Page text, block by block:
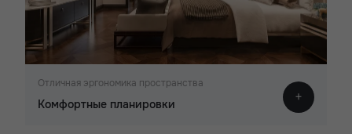
Отличная эргономика пространства
Комфортные планировки